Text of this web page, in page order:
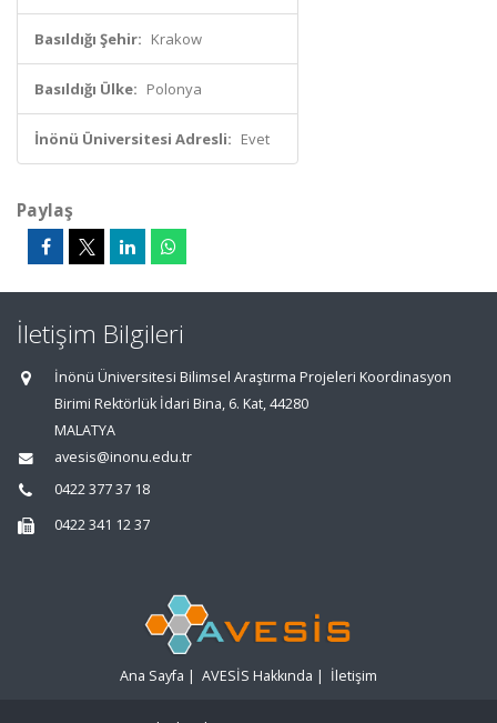
Basıldığı Şehir: Krakow
Basıldığı Ülke: Polonya
İnönü Üniversitesi Adresli: Evet
Paylaş
İletişim Bilgileri
İnönü Üniversitesi Bilimsel Araştırma Projeleri Koordinasyon
Birimi Rektörlük İdari Bina, 6. Kat, 44280
MALATYA
avesis@inonu.edu.tr
0422 377 37 18
0422 341 12 37
Ana Sayfa | AVESİS Hakkında | İletişim